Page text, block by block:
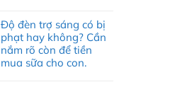
Độ đèn trợ sáng có bị
phạt hay không? Cần
nắm rõ còn để tiền
mua sữa cho con.